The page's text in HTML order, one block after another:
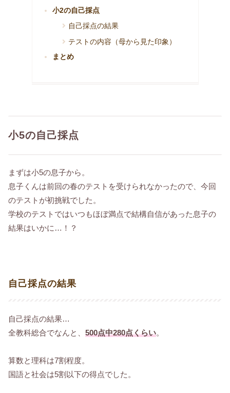
小2の自己採点
自己採点の結果
テストの内容（母から見た印象）
まとめ
小5の自己採点
まずは小5の息子から。
息子くんは前回の春のテストを受けられなかったので、今回
のテストが初挑戦でした。
学校のテストではいつもほぼ満点で結構自信があった息子の
結果はいかに…！？
自己採点の結果
自己採点の結果…
全教科総合でなんと、 500点中280点くらい。
算数と理科は7割程度。
国語と社会は5割以下の得点でした。